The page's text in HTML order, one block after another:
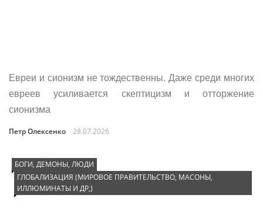
Евреи и сионизм не тождественны. Даже среди многих
евреев усиливается скептицизм и отторжение
сионизма
Петр Олексенко 28.07.2026
БОГИ, ДЕМОНЫ, ЛЮДИ
ГЛОБАЛИЗАЦИЯ (МИРОВОЕ ПРАВИТЕЛЬСТВО, МАСОНЫ,
ИЛЛЮМИНАТЫ И ДР,)